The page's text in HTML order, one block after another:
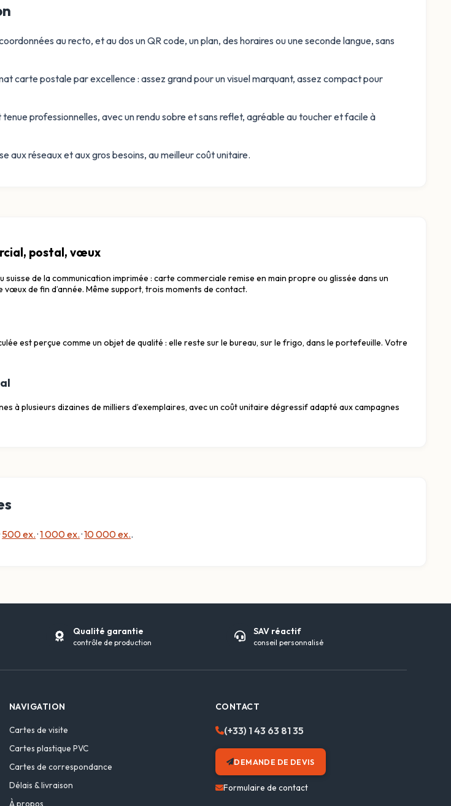
au recto, et au dos un QR code, un plan, des horaires ou une seconde langue, sans
carte postale par excellence : assez grand pour un visuel marquant, assez compact pour
professionnelles, avec un rendu sobre et sans reflet, agréable au toucher et facile à
aux réseaux et aux gros besoins, au meilleur coût unitaire.
postal, vœux
de la communication imprimée : carte commerciale remise en main propre ou glissée dans un
de fin d’année. Même support, trois moments de contact.
est perçue comme un objet de qualité : elle reste sur le bureau, sur le frigo, dans le portefeuille. Votre
à plusieurs dizaines de milliers d’exemplaires, avec un coût unitaire dégressif adapté aux campagnes
500 ex.·1 000 ex.·10 000 ex..
Qualité garantie
contrôle de production
SAV réactif
conseil personnalisé
NAVIGATION
Cartes de visite
Cartes plastique PVC
Cartes de correspondance
Délais & livraison
À propos
CONTACT
(+33) 1 43 63 81 35
DEMANDE DE DEVIS
Formulaire de contact